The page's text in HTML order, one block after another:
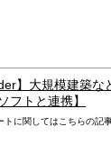
】大規模建築
フトと連携】
トに関してはこちらの記事